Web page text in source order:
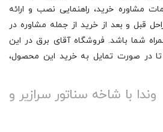
مشاوره خرید، راهنمایی نصب و ارائه
قبل و بعد از خرید از جمله مشاوره در
شما باشد. فروشگاه آقای برق در این
در صورت تمایل به خرید این محصول،
با شاخه سناتور سرازیر و